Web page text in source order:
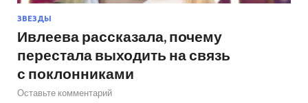
ЗВЕЗДЫ
Ивлеева рассказала, почему
перестала выходить на связь
с поклонниками
Оставьте комментарий